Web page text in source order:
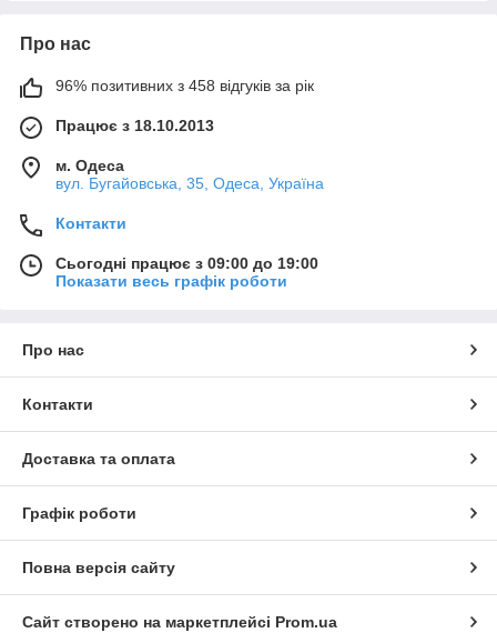
Про нас
96% позитивних з 458 відгуків за рік
Працює з 18.10.2013
м. Одеса
вул. Бугайовська, 35, Одеса, Україна
Контакти
Сьогодні працює з 09:00 до 19:00
Показати весь графік роботи
Про нас
Контакти
Доставка та оплата
Графік роботи
Повна версія сайту
Сайт створено на маркетплейсі Prom.ua